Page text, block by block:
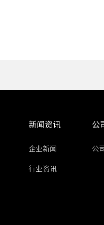
新闻资讯
企业新闻
行业资讯
公
公